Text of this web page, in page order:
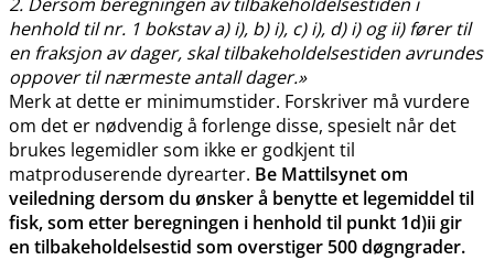
henhold til nr. 1 bokstav a) i), b) i), c) i), d) i) og ii) fører til
en fraksjon av dager, skal tilbakeholdelsestiden avrundes
oppover til nærmeste antall dager.»
Merk at dette er minimumstider. Forskriver må vurdere
om det er nødvendig å forlenge disse, spesielt når det
brukes legemidler som ikke er godkjent til
matproduserende dyrearter. Be Mattilsynet om
veiledning dersom du ønsker å benytte et legemiddel til
fisk, som etter beregningen i henhold til punkt 1d)ii gir
en tilbakeholdelsestid som overstiger 500 døgngrader.